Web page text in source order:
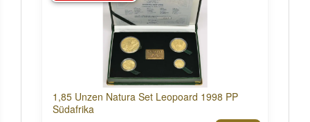
1,85 Unzen Natura Set Leopoard 1998 PP
Südafrika